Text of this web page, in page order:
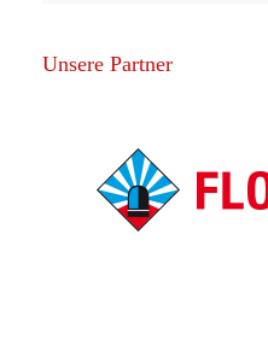
Unsere Partner